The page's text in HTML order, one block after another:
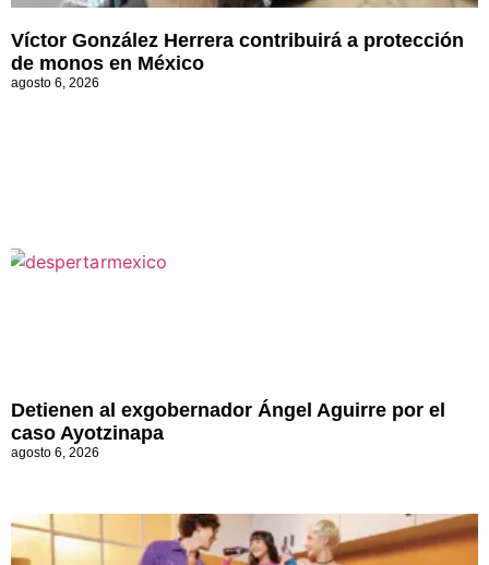
Víctor González Herrera contribuirá a protección
de monos en México
agosto 6, 2026
Detienen al exgobernador Ángel Aguirre por el
caso Ayotzinapa
agosto 6, 2026